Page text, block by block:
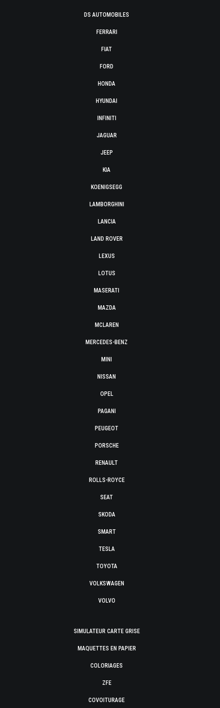
DS AUTOMOBILES
FERRARI
FIAT
FORD
HONDA
HYUNDAI
INFINITI
JAGUAR
JEEP
KIA
KOENIGSEGG
LAMBORGHINI
LANCIA
LAND ROVER
LEXUS
LOTUS
MASERATI
MAZDA
MCLAREN
MERCEDES-BENZ
MINI
NISSAN
OPEL
PAGANI
PEUGEOT
PORSCHE
RENAULT
ROLLS-ROYCE
SEAT
SKODA
SMART
TESLA
TOYOTA
VOLKSWAGEN
VOLVO
SIMULATEUR CARTE GRISE
MAQUETTES EN PAPIER
COLORIAGES
ZFE
COVOITURAGE